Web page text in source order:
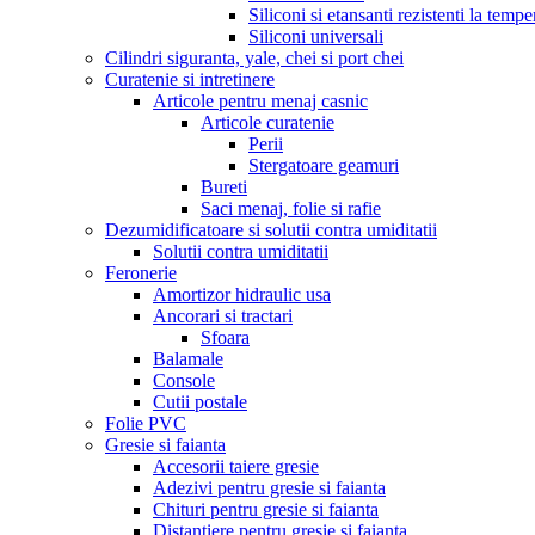
Siliconi si etansanti rezistenti la
Siliconi universali
Cilindri siguranta, yale, chei si port chei
Curatenie si intretinere
Articole pentru menaj casnic
Articole curatenie
Perii
Stergatoare geamuri
Bureti
Saci menaj, folie si rafie
Dezumidificatoare si solutii contra umiditatii
Solutii contra umiditatii
Feronerie
Amortizor hidraulic usa
Ancorari si tractari
Sfoara
Balamale
Console
Cutii postale
Folie PVC
Gresie si faianta
Accesorii taiere gresie
Adezivi pentru gresie si faianta
Chituri pentru gresie si faianta
Distantiere pentru gresie si faianta